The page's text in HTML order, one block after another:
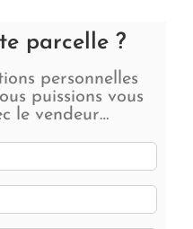
parcelle ?
personnelles
puissions vous
le vendeur…